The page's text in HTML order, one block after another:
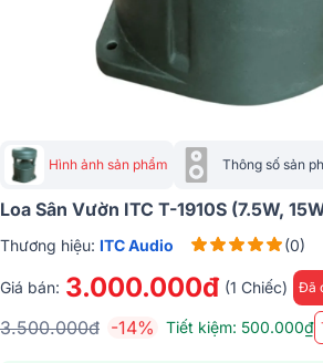
Hình ảnh sản phẩm Thông số sản
Loa Sân Vườn ITC T-1910S (7.5W,
Thương hiệu: ITC Audio (0)
Giá bán: 3.000.000đ (1 Chiếc) Đã
3.500.000đ -14% Tiết kiệm: 500.000₫